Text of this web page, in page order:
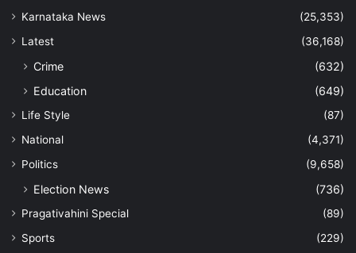
Karnataka News
(25,353)
Latest
(36,168)
Crime
(632)
Education
(649)
Life Style
(87)
National
(4,371)
Politics
(9,658)
Election News (736)
Pragativahini Special
(89)
Sports
(229)